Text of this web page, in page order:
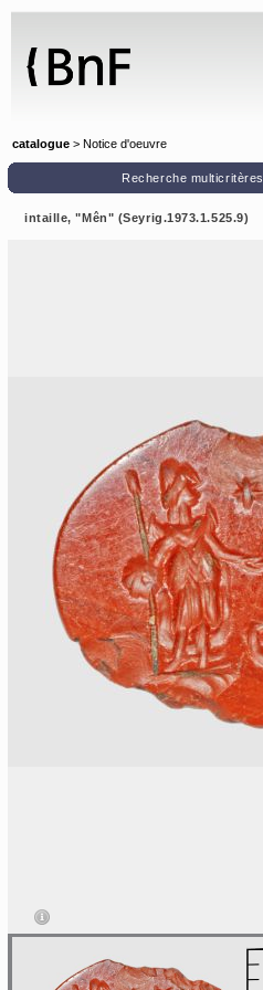
catalogue > Notice d'oeuvre
Recherche multicritères
intaille, "Mên" (Seyrig.1973.1.525.9)